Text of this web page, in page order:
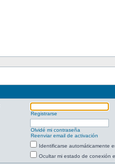
Registrarse
Olvidé mi contraseña
Reenviar email de activación
Identificarse automáticamente
Ocultar mi estado de conexión